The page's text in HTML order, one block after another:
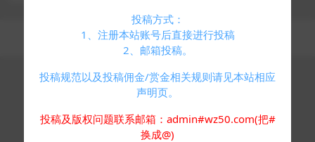
Copyright © 2024万众网- All rights reserved
浙ICP备05025058号-4
投稿方式：
1、注册本站账号后直接进行投稿
2、邮箱投稿。
投稿规范以及投稿佣金/赏金相关规则请见本站相应
声明页。
投稿及版权问题联系邮箱：admin#wz50.com(把#
换成@)